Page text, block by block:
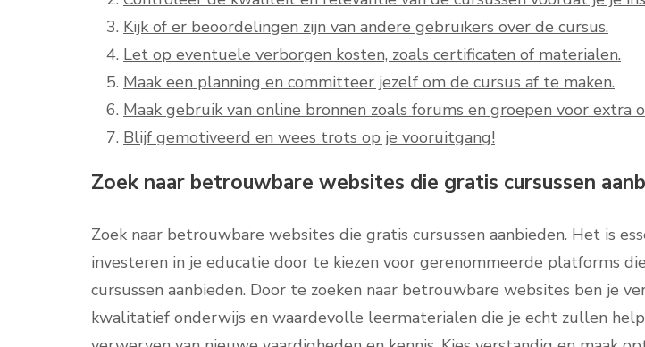
Kijk of er beoordelingen zijn van andere gebruikers over de cursus.
Let op eventuele verborgen kosten, zoals certificaten of materialen.
Maak een planning en committeer jezelf om de cursus af te maken.
Maak gebruik van online bronnen zoals forums en groepen voor extra
Blijf gemotiveerd en wees trots op je vooruitgang!
Zoek naar betrouwbare websites die gratis cursussen
Zoek naar betrouwbare websites die gratis cursussen aanbieden. Het is
investeren in je educatie door te kiezen voor gerenommeerde platforms
cursussen aanbieden. Door te zoeken naar betrouwbare websites ben je
kwalitatief onderwijs en waardevolle leermaterialen die je echt zullen